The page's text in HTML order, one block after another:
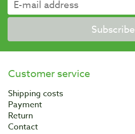
Subscribe
Customer service
Shipping costs
Payment
Return
Contact